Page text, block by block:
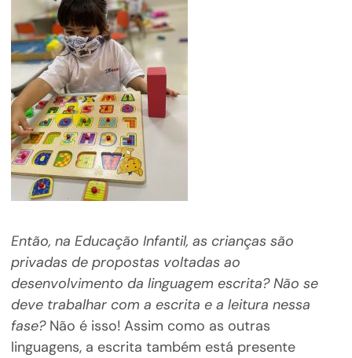
Então, na Educação Infantil, as crianças são
privadas de propostas voltadas ao
desenvolvimento da linguagem escrita? Não se
deve trabalhar com a escrita e a leitura nessa
fase?Não é isso! Assim como as outras
linguagens, a escrita também está presente